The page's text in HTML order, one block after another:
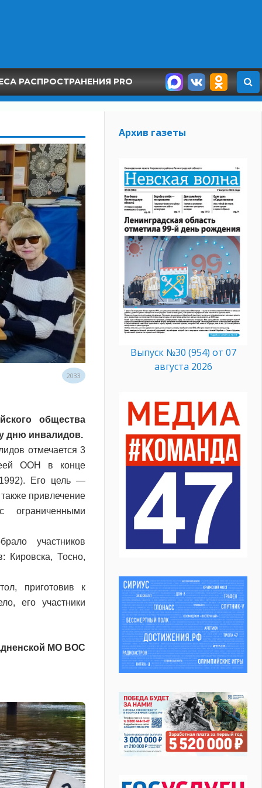
РАСПРОСТРАНЕНИЯ PRO
2033
общества
дню инвалидов.
отмечается 3
ООН в конце
1992). Его цель —
привлечение
участников
Кировска, Тосно,
приготовив к
его участники
МО ВОС
Архив газеты
Выпуск №30 (954) от 07
августа 2026